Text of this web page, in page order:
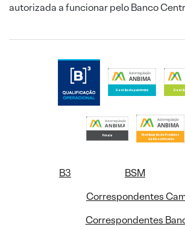
autorizada a funcionar pelo Banco
B3 BSM
Correspondentes
Correspondentes